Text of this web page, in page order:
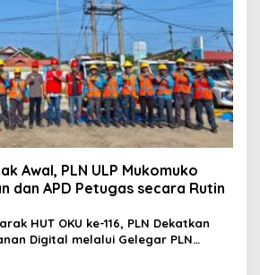
Awal, PLN ULP Mukomuko
dan APD Petugas secara Rutin
HUT OKU ke-116, PLN Dekatkan
Digital melalui Gelegar PLN